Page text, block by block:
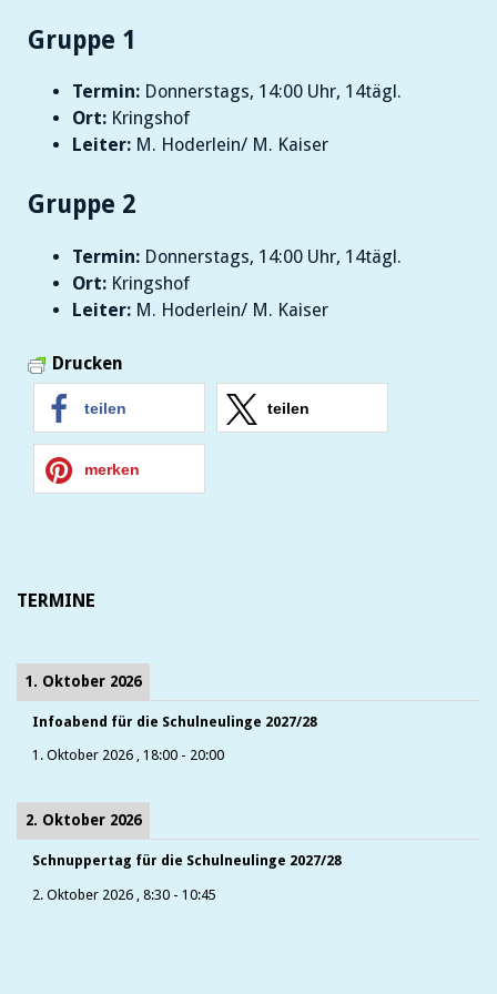
Gruppe 1
Termin: Donnerstags, 14:00 Uhr, 14tägl.
Ort: Kringshof
Leiter: M. Hoderlein/ M. Kaiser
Gruppe 2
Termin: Donnerstags, 14:00 Uhr, 14tägl.
Ort: Kringshof
Leiter: M. Hoderlein/ M. Kaiser
Drucken
teilen teilen
merken
TERMINE
1. Oktober 2026
Infoabend für die Schulneulinge 2027/28
1. Oktober 2026 , 18:00 - 20:00
2. Oktober 2026
Schnuppertag für die Schulneulinge 2027/28
2. Oktober 2026 8:30 - 10:45